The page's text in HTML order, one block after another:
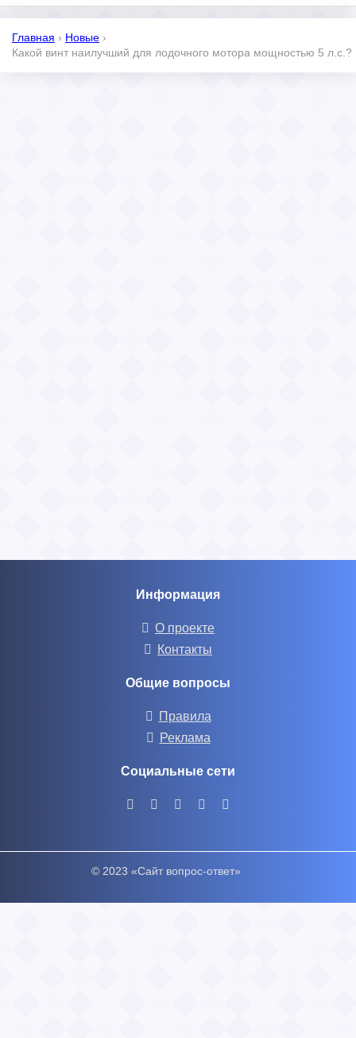
Главная › Новые ›
Какой винт наилучший для лодочного мотора мощностью 5 л.с.?
Информация
О проекте
Контакты
Общие вопросы
Правила
Реклама
Социальные сети
© 2023 «Сайт вопрос-ответ»